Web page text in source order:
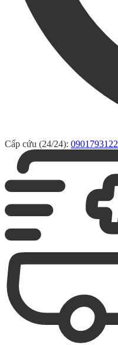
Cấp cứu (24/24): 0901793122